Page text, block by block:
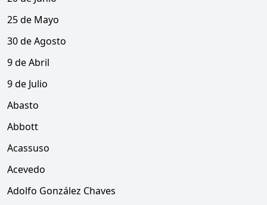
25 de Mayo
30 de Agosto
9 de Abril
9 de Julio
Abasto
Abbott
Acassuso
Acevedo
Adolfo González Chaves